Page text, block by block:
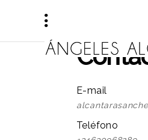
E-mail
Teléfono